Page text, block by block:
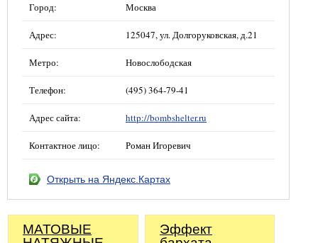
Город: Москва
Адрес: 125047, ул. Долгоруковская, д.21
Метро: Новослободская
Телефон: (495) 364-79-41
Адрес сайта: http://bombshelter.ru
Контактное лицо: Роман Игоревич
Открыть на Яндекс.Картах
МАТОВЫЕ
Эффект